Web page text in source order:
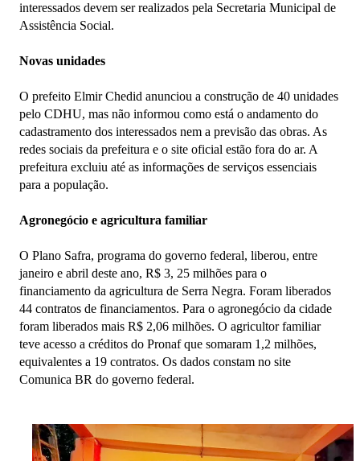
interessados devem ser realizados pela Secretaria Municipal de
Assistência Social.
Novas unidades
O prefeito Elmir Chedid anunciou a construção de 40 unidades
pelo CDHU, mas não informou como está o andamento do
cadastramento dos interessados nem a previsão das obras. As
redes sociais da prefeitura e o site oficial estão fora do ar. A
prefeitura excluiu até as informações de serviços essenciais
para a população.
Agronegócio e agricultura familiar
O Plano Safra, programa do governo federal, liberou, entre
janeiro e abril deste ano, R$ 3, 25 milhões para o
financiamento da agricultura de Serra Negra. Foram liberados
44 contratos de financiamentos. Para o agronegócio da cidade
foram liberados mais R$ 2,06 milhões. O agricultor familiar
teve acesso a créditos do Pronaf que somaram 1,2 milhões,
equivalentes a 19 contratos. Os dados constam no site
Comunica BR do governo federal.